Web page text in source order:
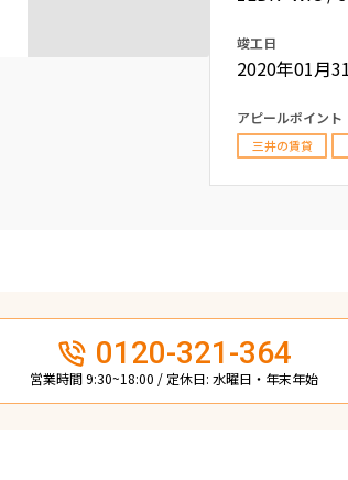
竣工日
2020年01月
アピールポイント
三井の賃貸
0120-321-364
営業時間 9:30~18:00 / 定休日: 水曜日・年末年始